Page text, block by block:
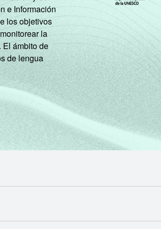
e Información
los objetivos
la
El ámbito de
de lengua
ABA)
NOVA ABA)
NOVA ABA)
EM NOVA ABA)
EM NOVA ABA)
(ABRE EM NOVA ABA)
(ABRE EM NOVA ABA)